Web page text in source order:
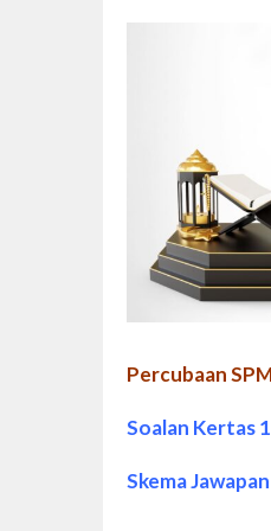
Percubaan
Soalan Kertas 1
Skema